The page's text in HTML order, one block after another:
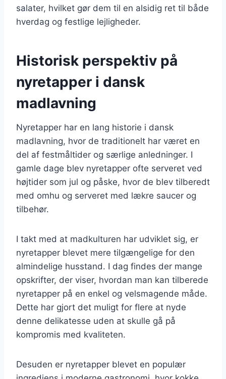
salater, hvilket gør dem til en alsidig ret til både
hverdag og festlige lejligheder.
Historisk perspektiv på
nyretapper i dansk
madlavning
Nyretapper har en lang historie i dansk
madlavning, hvor de traditionelt har været en
del af festmåltider og særlige anledninger. I
gamle dage blev nyretapper ofte serveret ved
højtider som jul og påske, hvor de blev tilberedt
med omhu og serveret med lækre saucer og
tilbehør.
I takt med at madkulturen har udviklet sig, er
nyretapper blevet mere tilgængelige for den
almindelige husstand. I dag findes der mange
opskrifter, der viser, hvordan man kan tilberede
nyretapper på en enkel og velsmagende måde.
Dette har gjort det muligt for flere at nyde
denne delikatesse uden at skulle gå på
kompromis med kvaliteten.
Desuden er nyretapper blevet en populær